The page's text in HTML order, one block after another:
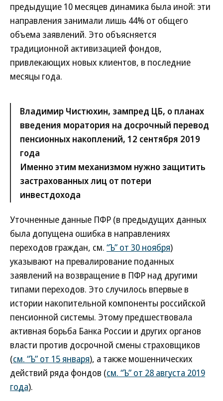
предыдущие 10 месяцев динамика была иной: эти
направления занимали лишь 44% от общего
объема заявлений. Это объясняется
традиционной активизацией фондов,
привлекающих новых клиентов, в последние
месяцы года.
Владимир Чистюхин, зампред ЦБ, о планах
введения моратория на досрочный перевод
пенсионных накоплений, 12 сентября 2019
года
Именно этим механизмом нужно защитить
застрахованных лиц от потери
инвестдохода
Уточненные данные ПФР (в предыдущих данных
была допущена ошибка в направлениях
переходов граждан, см. “Ъ” от 30 ноября)
указывают на превалирование поданных
заявлений на возвращение в ПФР над другими
типами переходов. Это случилось впервые в
истории накопительной компоненты российской
пенсионной системы. Этому предшествовала
активная борьба Банка России и других органов
власти против досрочной смены страховщиков
(см. “Ъ” от 15 января), а также мошеннических
действий ряда фондов (см. “Ъ” от 28 августа 2019
года).